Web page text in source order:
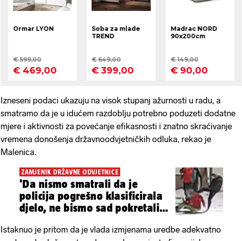
Izneseni podaci ukazuju na visok stupanj ažurnosti u radu, a
smatramo da je u idućem razdoblju potrebno poduzeti dodatne
mjere i aktivnosti za povećanje efikasnosti i znatno skraćivanje
vremena donošenja državnoodvjetničkih odluka, rekao je
Malenica.
ZAMJENIK DRŽAVNE ODVJETNICE
'Da nismo smatrali da je
policija pogrešno klasificirala
djelo, ne bismo sad pokretali
Istaknuo je pritom da je vlada izmjenama uredbe adekvatno